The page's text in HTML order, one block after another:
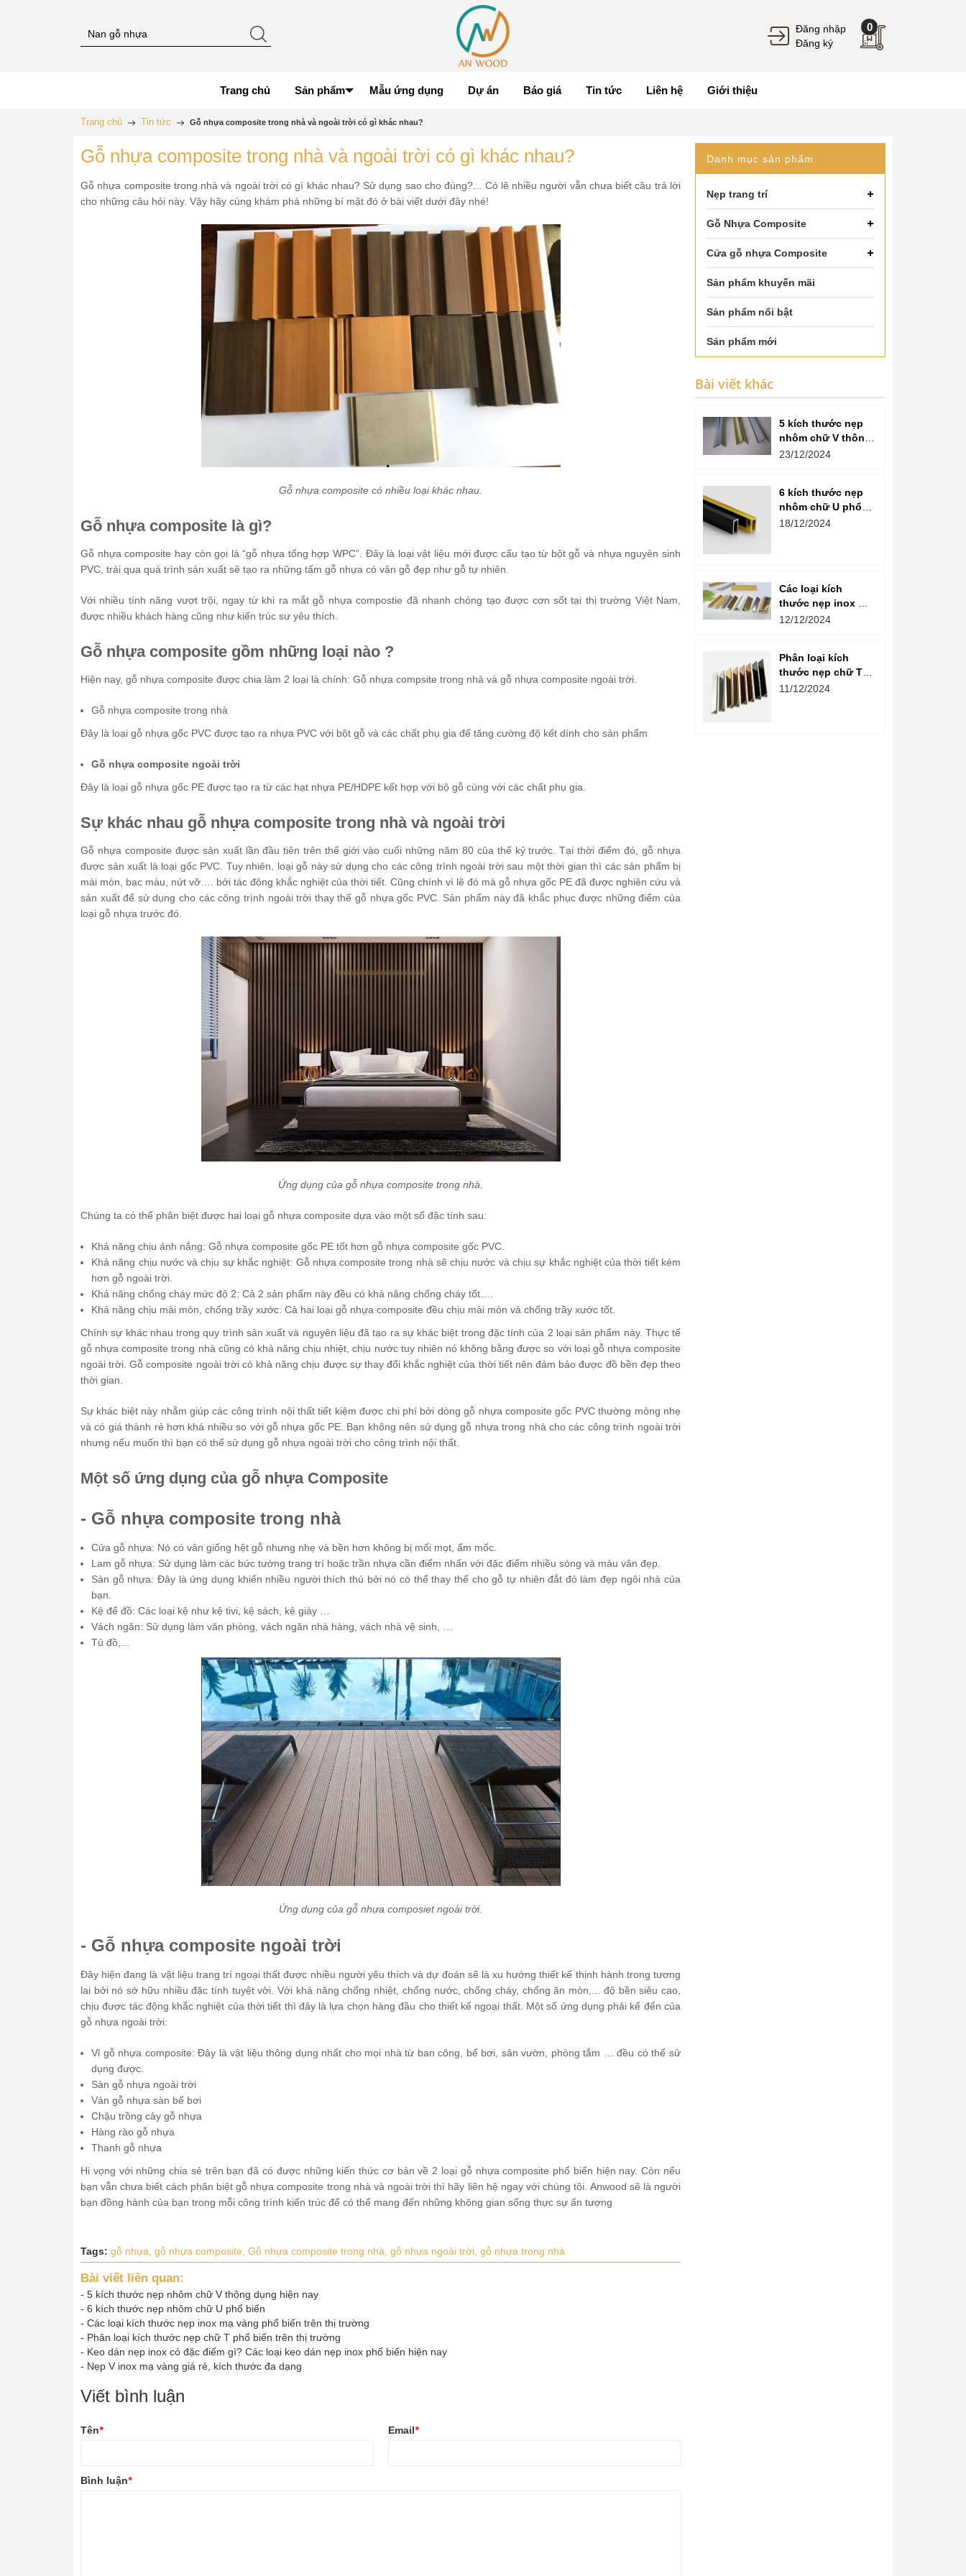
Đăng nhập
Đăng ký
0
Trang chủ Sản phẩm Mẫu ứng dụng Dự án Báo giá Tin tức Liên hệ Giới thiệu
Trang chủ Tin tức Gỗ nhựa composite trong nhà và ngoài trời có gì khác nhau?
Gỗ nhựa composite trong nhà và ngoài trời có gì khác nhau?
Gỗ nhựa composite trong nhà và ngoài trời có gì khác nhau? Sử dụng sao cho đúng?... Có lẽ nhiều người vẫn chưa biết câu trả lời
cho những câu hỏi này. Vậy hãy cùng khám phá những bí mật đó ở bài viết dưới đây nhé!
Gỗ nhựa composite có nhiều loại khác nhau.
Gỗ nhựa composite là gì?
Gỗ nhựa composite hay còn gọi là “gỗ nhựa tổng hợp WPC”. Đây là loại vật liệu mới được cấu tạo từ bột gỗ và nhựa nguyên sinh
PVC, trải qua quá trình sản xuất sẽ tạo ra những tấm gỗ nhựa có vân gỗ đẹp như gỗ tự nhiên.
Với nhiều tính năng vượt trội, ngay từ khi ra mắt gỗ nhựa compostie đã nhanh chóng tạo được cơn sốt tại thị trường Việt Nam,
được nhiều khách hàng cũng như kiến trúc sư yêu thích.
Gỗ nhựa composite gồm những loại nào ?
Hiện nay, gỗ nhựa composite được chia làm 2 loại là chính: Gỗ nhựa compsite trong nhà và gỗ nhựa composite ngoài trời.
Gỗ nhựa composite trong nhà
Đây là loại gỗ nhựa gốc PVC được tạo ra nhựa PVC với bột gỗ và các chất phụ gia để tăng cường độ kết dính cho sản phẩm
Gỗ nhựa composite ngoài trời
Đây là loại gỗ nhựa gốc PE được tạo ra từ các hạt nhựa PE/HDPE kết hợp với bộ gỗ cùng với các chất phụ gia.
Sự khác nhau gỗ nhựa composite trong nhà và ngoài trời
Gỗ nhựa composite được sản xuất lần đầu tiên trên thế giới vào cuối những năm 80 của thế kỷ trước. Tại thời điểm đó, gỗ nhựa
được sản xuất là loại gốc PVC. Tuy nhiên, loại gỗ này sử dụng cho các công trình ngoài trời sau một thời gian thì các sản phẩm bị
mài mòn, bạc màu, nứt vỡ…. bởi tác động khắc nghiệt của thời tiết. Cũng chính vì lẽ đó mà gỗ nhựa gốc PE đã được nghiên cứu và
sản xuất để sử dụng cho các công trình ngoài trời thay thế gỗ nhựa gốc PVC. Sản phẩm này đã khắc phục được những điểm của
loại gỗ nhựa trước đó.
Ứng dụng của gỗ nhựa composite trong nhà.
Chúng ta có thể phân biệt được hai loại gỗ nhựa composite dựa vào một số đặc tính sau:
Khả năng chịu ánh nắng: Gỗ nhựa composite gốc PE tốt hơn gỗ nhựa composite gốc PVC.
Khả năng chịu nước và chịu sự khắc nghiệt: Gỗ nhựa composite trong nhà sẽ chịu nước và chịu sự khắc nghiệt của thời tiết kém
hơn gỗ ngoài trời.
Khả năng chống cháy mức độ 2: Cả 2 sản phẩm này đều có khả năng chống cháy tốt….
Khả năng chịu mài mòn, chống trầy xước: Cả hai loại gỗ nhựa composite đều chịu mài mòn và chống trầy xước tốt.
Chính sự khác nhau trong quy trình sản xuất và nguyên liệu đã tạo ra sự khác biệt trong đặc tính của 2 loại sản phẩm này. Thực tế
gỗ nhựa composite trong nhà cũng có khả năng chịu nhiệt, chịu nước tuy nhiên nó không bằng được so với loại gỗ nhựa composite
ngoài trời. Gỗ composite ngoài trời có khả năng chịu được sự thay đổi khắc nghiệt của thời tiết nên đảm bảo được đồ bền đẹp theo
thời gian.
Sự khác biệt này nhằm giúp các công trình nội thất tiết kiệm được chi phí bởi dòng gỗ nhựa composite gốc PVC thường mỏng nhẹ
và có giá thành rẻ hơn khá nhiều so với gỗ nhựa gốc PE. Bạn không nên sử dụng gỗ nhựa trong nhà cho các công trình ngoài trời
nhưng nếu muốn thì bạn có thể sử dụng gỗ nhựa ngoài trời cho công trình nội thất.
Một số ứng dụng của gỗ nhựa Composite
- Gỗ nhựa composite trong nhà
Cửa gỗ nhựa: Nó có vân giống hệt gỗ nhưng nhẹ và bền hơn không bị mối mọt, ẩm mốc.
Lam gỗ nhựa: Sử dụng làm các bức tường trang trí hoặc trần nhựa cần điểm nhấn với đặc điểm nhiều sóng và màu vân đẹp.
Sàn gỗ nhựa: Đây là ứng dụng khiến nhiều người thích thú bởi nó có thể thay thế cho gỗ tự nhiên đắt đỏ làm đẹp ngôi nhà của
bạn.
Kệ để đồ: Các loại kệ như kệ tivi, kệ sách, kệ giày …
Vách ngăn: Sử dụng làm văn phòng, vách ngăn nhà hàng, vách nhà vệ sinh, …
Tủ đồ,...
Ứng dụng của gỗ nhựa composiet ngoài trời.
- Gỗ nhựa composite ngoài trời
Đây hiện đang là vật liệu trang trí ngoại thất được nhiều người yêu thích và dự đoán sẽ là xu hướng thiết kế thịnh hành trong tương
lai bởi nó sở hữu nhiều đặc tính tuyệt vời. Với khả năng chống nhiệt, chống nước, chống cháy, chống ăn mòn,... độ bền siêu cao,
chịu được tác động khắc nghiệt của thời tiết thì đây là lựa chọn hàng đầu cho thiết kế ngoại thất. Một số ứng dụng phải kể đến của
gỗ nhựa ngoài trời:
Vỉ gỗ nhựa composite: Đây là vật liệu thông dụng nhất cho mọi nhà từ ban công, bể bơi, sân vườn, phòng tắm … đều có thể sử
dụng được.
Sàn gỗ nhựa ngoài trời
Ván gỗ nhựa sàn bể bơi
Chậu trồng cây gỗ nhựa
Hàng rào gỗ nhựa
Thanh gỗ nhựa
Hi vọng với những chia sẻ trên bạn đã có được những kiến thức cơ bản về 2 loại gỗ nhựa composite phổ biến hiện nay. Còn nếu
bạn vẫn chưa biết cách phân biệt gỗ nhựa composite trong nhà và ngoài trời thì hãy liên hệ ngay với chúng tôi. Anwood sẽ là người
bạn đồng hành của bạn trong mỗi công trình kiến trúc để có thể mang đến những không gian sống thực sự ấn tượng
Tags: gỗ nhựa, gỗ nhựa composite, Gỗ nhựa composite trong nhà, gỗ nhựa ngoài trời, gỗ nhựa trong nhà
Bài viết liên quan:
- 5 kích thước nẹp nhôm chữ V thông dụng hiện nay
- 6 kích thước nẹp nhôm chữ U phổ biến
- Các loại kích thước nẹp inox mạ vàng phổ biến trên thị trường
- Phân loại kích thước nẹp chữ T phổ biến trên thị trường
- Keo dán nẹp inox có đặc điểm gì? Các loại keo dán nẹp inox phổ biến hiện nay
- Nẹp V inox mạ vàng giá rẻ, kích thước đa dạng
Viết bình luận
Tên* Email*
Bình luận*
Danh mục sản phẩm
Nẹp trang trí
Gỗ Nhựa Composite
Cửa gỗ nhựa Composite
Sản phẩm khuyến mãi
Sản phẩm nổi bật
Sản phẩm mới
Bài viết khác
5 kích thước nẹp
nhôm chữ V thông
dụng hiện nay
23/12/2024
6 kích thước nẹp
nhôm chữ U phổ
biến
18/12/2024
Các loại kích
thước nẹp inox mạ
vàng phổ biến trên
12/12/2024
Phân loại kích
thước nẹp chữ T
phổ biến trên thị
11/12/2024